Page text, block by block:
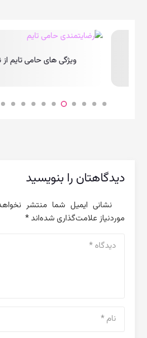
ویژگی های حامی تایم از نگاه
دیدگاهتان را بنویسید
نشانی ایمیل شما منتشر
موردنیاز علامت‌گذاری شده‌اند *